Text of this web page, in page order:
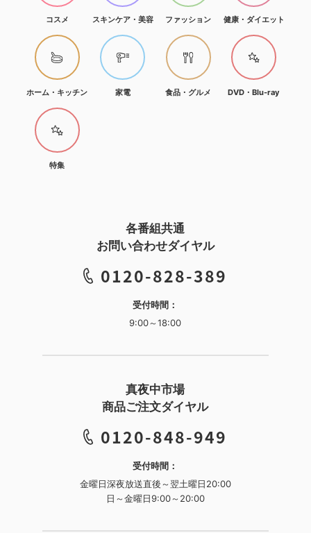
コスメ スキンケア・美容 ファッション 健康・ダイエット
ホーム・キッチン 家電 食品・グルメ DVD・Blu-ray
特集
各番組共通
お問い合わせダイヤル
0120-828-389
受付時間：
9:00～18:00
真夜中市場
商品ご注文ダイヤル
0120-848-949
受付時間：
金曜日深夜放送直後～翌土曜日20:00
日～金曜日9:00～20:00